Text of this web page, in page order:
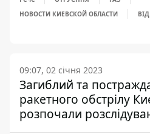
НОВОСТИ КИЕВСКОЙ ОБЛАСТИ
09:07, 02 січня 2023
Загиблий та
ракетного обстрілу
розпочали